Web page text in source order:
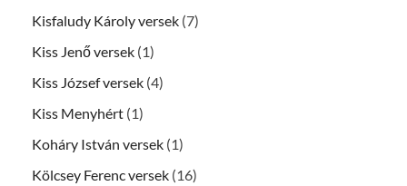
Kisfaludy Károly versek (7)
Kiss Jenő versek (1)
Kiss József versek (4)
Kiss Menyhért (1)
Koháry István versek (1)
Kölcsey Ferenc versek (16)